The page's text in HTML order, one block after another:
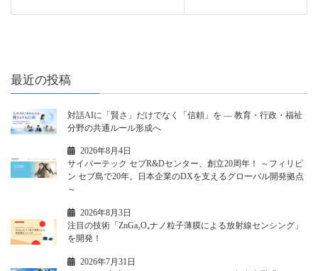
最近の投稿
対話AIに「賢さ」だけでなく「信頼」を ― 教育・行政・福祉
分野の共通ルール形成へ
2026年8月4日
サイバーテック セブR&Dセンター、創立20周年！ ～フィリピ
ン セブ島で20年。日本企業のDXを支えるグローバル開発拠点
～
2026年8月3日
注目の技術「ZnGa₂O₄ナノ粒子薄膜による放射線センシング」
を開発！
2026年7月31日